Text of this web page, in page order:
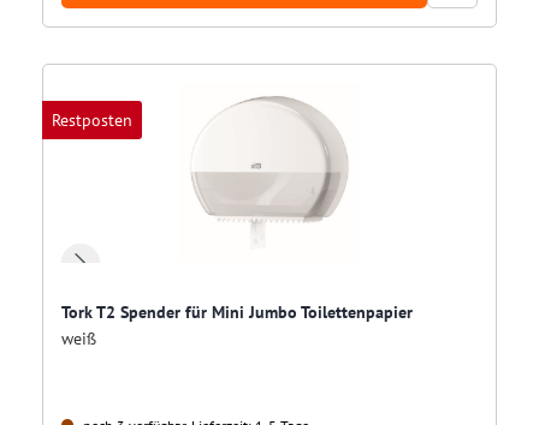
Restposten
Tork T2 Spender für Mini Jumbo Toilettenpapier
weiß